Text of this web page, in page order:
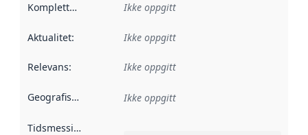
Kompletthet Ikke oppgitt
Aktualitet: Ikke oppgitt
Relevans: Ikke oppgitt
Geografisk avgrensning :
Ikke oppgitt
Tidsmessig avgrensning